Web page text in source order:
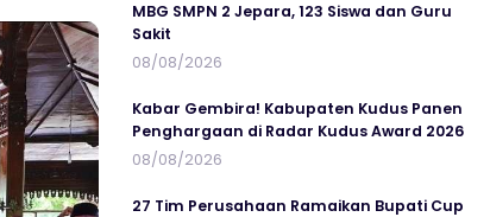
MBG SMPN 2 Jepara, 123 Siswa dan Guru
Sakit
08/08/2026
Kabar Gembira! Kabupaten Kudus Panen
Penghargaan di Radar Kudus Award 2026
08/08/2026
27 Tim Perusahaan Ramaikan Bupati Cup